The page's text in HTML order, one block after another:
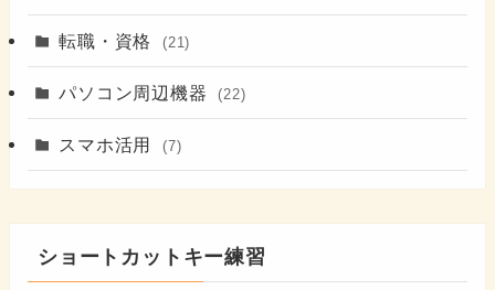
転職・資格 (21)
パソコン周辺機器 (22)
スマホ活用 (7)
ショートカットキー練習